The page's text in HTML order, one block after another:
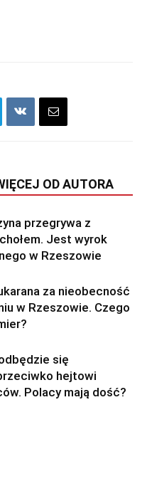
OD AUTORA
przegrywa z
Jest wyrok
w Rzeszowie
za nieobecność
w Rzeszowie. Czego
się
hejtowi
Polacy mają dość?